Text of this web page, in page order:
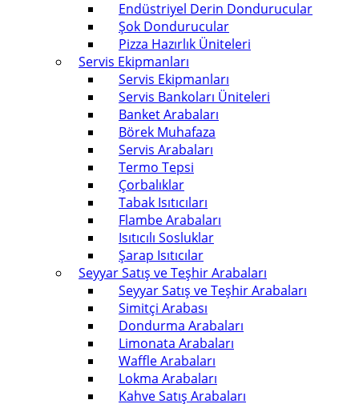
Endüstriyel Derin Dondurucular
Şok Dondurucular
Pizza Hazırlık Üniteleri
Servis Ekipmanları
Servis Ekipmanları
Servis Bankoları Üniteleri
Banket Arabaları
Börek Muhafaza
Servis Arabaları
Termo Tepsi
Çorbalıklar
Tabak Isıtıcıları
Flambe Arabaları
Isıtıcılı Sosluklar
Şarap Isıtıcılar
Seyyar Satış ve Teşhir Arabaları
Seyyar Satış ve Teşhir Arabaları
Simitçi Arabası
Dondurma Arabaları
Limonata Arabaları
Waffle Arabaları
Lokma Arabaları
Kahve Satış Arabaları